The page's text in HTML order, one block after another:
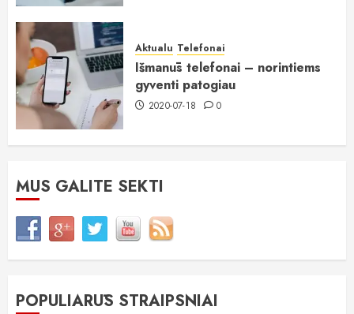
Aktualu Telefonai
Išmanūs telefonai – norintiems
gyventi patogiau
2020-07-18 0
MUS GALITE SEKTI
POPULIARŪS STRAIPSNIAI